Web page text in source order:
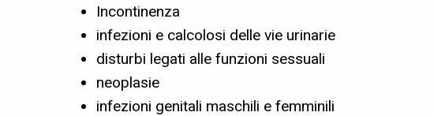
Incontinenza
infezioni e calcolosi delle vie urinarie
disturbi legati alle funzioni sessuali
neoplasie
infezioni genitali maschili e femminili